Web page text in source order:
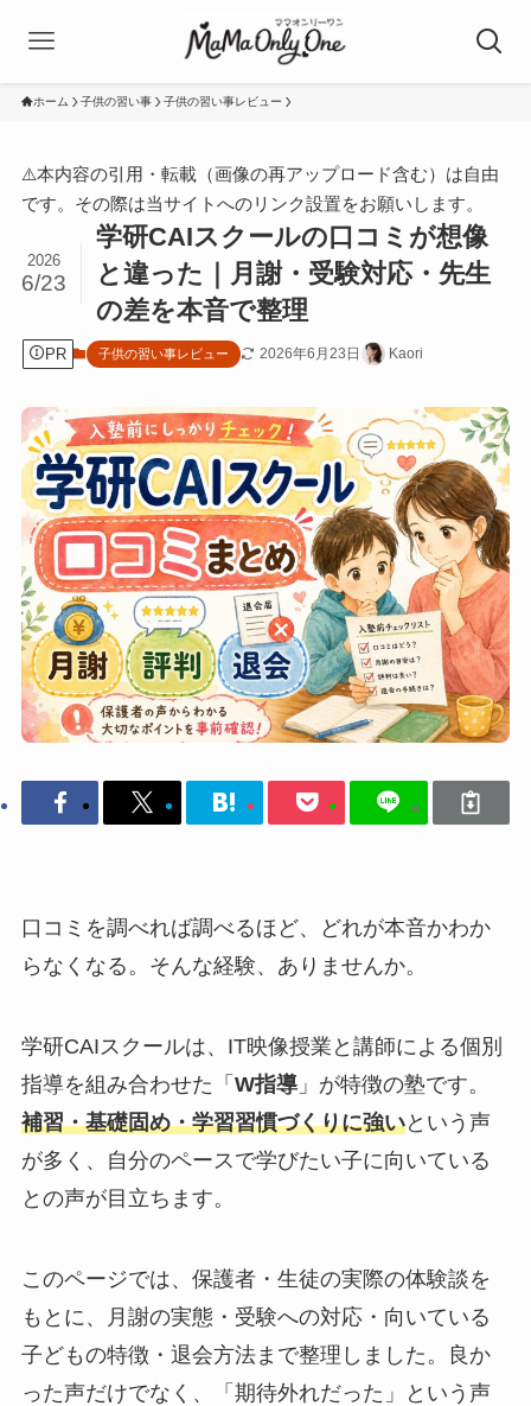
ホーム 子供の習い事 子供の習い事レビュー
⚠️本内容の引用・転載（画像の再アップロード含む）は自由
です。その際は当サイトへのリンク設置をお願いします。
学研CAIスクールの口コミが想像
と違った｜月謝・受験対応・先生
の差を本音で整理
2026
6/23
PR 子供の習い事レビュー 2026年6月23日 Kaori
口コミを調べれば調べるほど、どれが本音かわか
らなくなる。そんな経験、ありませんか。
学研CAIスクールは、IT映像授業と講師による個別
指導を組み合わせた「 W指導」が特徴の塾です。
補習・基礎固め・学習習慣づくりに強いという声
が多く、自分のペースで学びたい子に向いている
との声が目立ちます。
このページでは、保護者・生徒の実際の体験談を
もとに、月謝の実態・受験への対応・向いている
子どもの特徴・退会方法まで整理しました。良か
った声だけでなく、「期待外れだった」という声